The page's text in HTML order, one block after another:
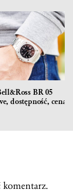
BR 05
dostępność, cena]
komentarz.